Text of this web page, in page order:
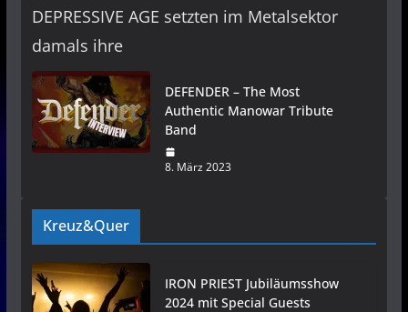
DEPRESSIVE AGE setzten im Metalsektor
damals ihre
DEFENDER – The Most
Authentic Manowar Tribute
Band
8. März 2023
Kreuz&Quer
IRON PRIEST Jubiläumsshow
2024 mit Special Guests